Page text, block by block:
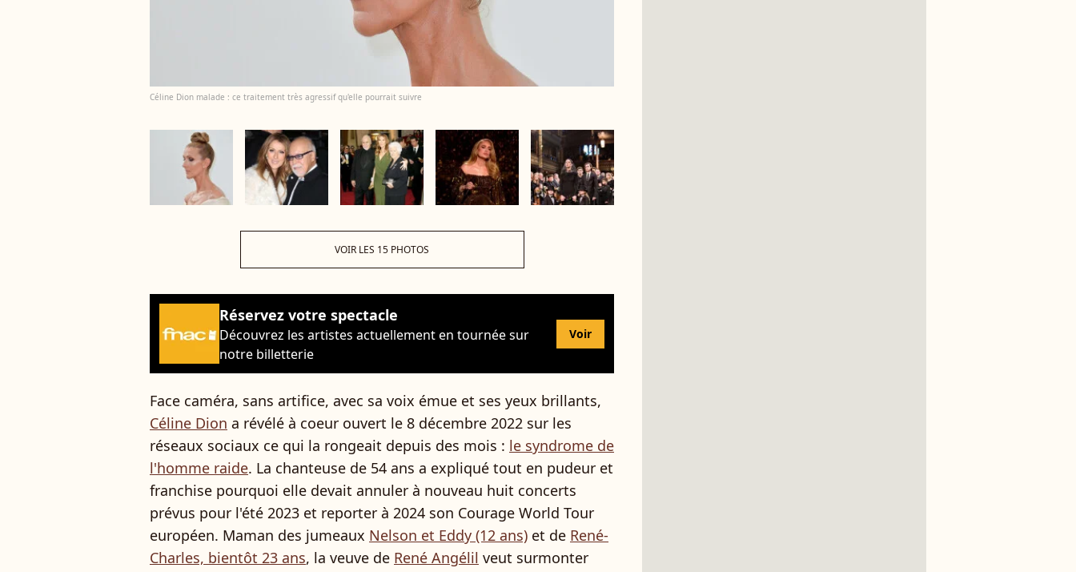
Céline Dion malade : ce traitement très agressif qu'elle pourrait suivre
VOIR LES 15 PHOTOS
Réservez votre spectacle
Découvrez les artistes actuellement en tournée sur
notre billetterie
Voir
Face caméra, sans artifice, avec sa voix émue et ses yeux brillants,
Céline Dion a révélé à coeur ouvert le 8 décembre 2022 sur les
réseaux sociaux ce qui la rongeait depuis des mois : le syndrome de
l'homme raide. La chanteuse de 54 ans a expliqué tout en pudeur et
franchise pourquoi elle devait annuler à nouveau huit concerts
prévus pour l'été 2023 et reporter à 2024 son Courage World Tour
européen. Maman des jumeaux Nelson et Eddy (12 ans) et de René-
Charles, bientôt 23 ans, la veuve de René Angélil veut surmonter